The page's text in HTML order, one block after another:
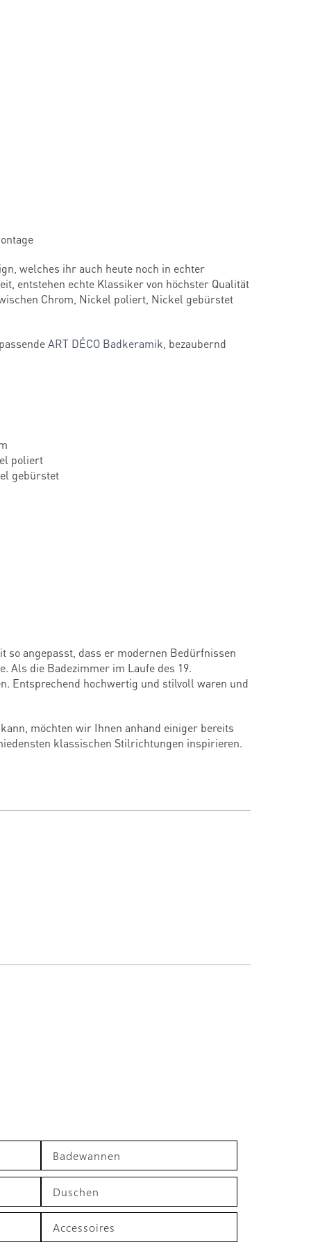
welches ihr auch heute noch in echter
entstehen echte Klassiker von höchster Qualität
Chrom, Nickel poliert, Nickel gebürstet
ART DÉCO Badkeramik , bezaubernd
poliert
gebürstet
angepasst, dass er modernen Bedürfnissen
Als die Badezimmer im Laufe des 19.
Entsprechend hochwertig und stilvoll waren und
möchten wir Ihnen anhand einiger bereits
klassischen Stilrichtungen inspirieren.
Badewannen
Duschen
Accessoires